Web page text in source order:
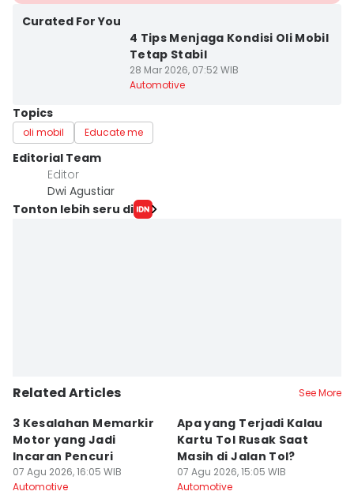
Curated For You
4 Tips Menjaga Kondisi Oli Mobil
Tetap Stabil
28 Mar 2026, 07:52 WIB
Automotive
Topics
oli mobil Educate me
Editorial Team
Editor
Dwi Agustiar
Tonton lebih seru di
Related Articles See More
3 Kesalahan Memarkir
Motor yang Jadi
Incaran Pencuri
07 Agu 2026, 16:05 WIB
Automotive
Apa yang Terjadi Kalau
Kartu Tol Rusak Saat
Masih di Jalan Tol?
07 Agu 2026, 15:05 WIB
Automotive